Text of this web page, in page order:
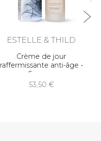
ESTELLE & THILD
Crème de jour
raffermissante anti-âge -
Super
53,50